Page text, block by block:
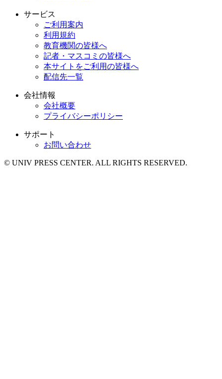
サービス
ご利用案内
利用規約
教育機関の皆様へ
記者・マスコミの皆様へ
本サイトをご利用の皆様へ
配信先一覧
会社情報
会社概要
プライバシーポリシー
サポート
お問い合わせ
© UNIV PRESS CENTER. ALL RIGHTS RESERVED.